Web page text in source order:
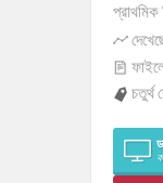
প্রাথমিক
চতুর্থ